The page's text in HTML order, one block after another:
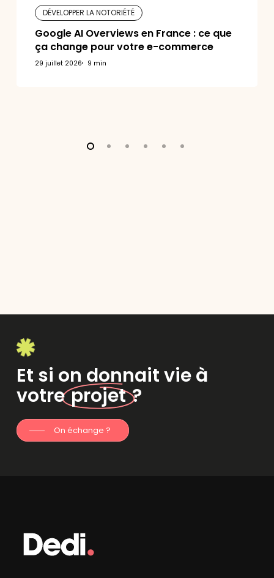
commerceDÉVELOPPER LA NOTORIÉTÉ
Google AI Overviews en France : ce que
ça change pour votre e-commerce
29 juillet 2026 9 min
Et si on donnait vie à
votreprojet?
On échange ?